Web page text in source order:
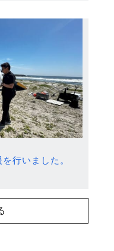
行いました。